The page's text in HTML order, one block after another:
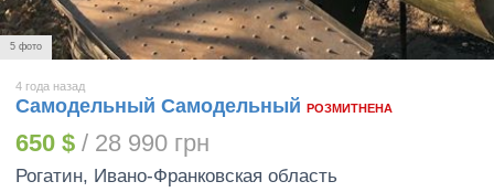
5 фото
4 года назад
Самодельный Самодельный РОЗМИТНЕНА
650 $ / 28 990 грн
Рогатин, Ивано-Франковская область